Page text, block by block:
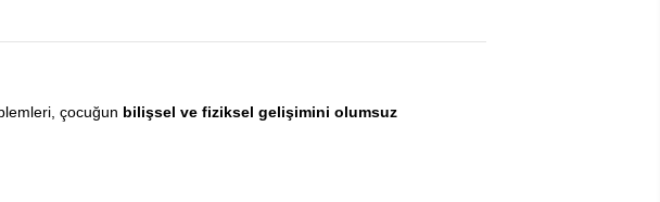
çocuğun bilişsel ve fiziksel gelişimini olumsuz